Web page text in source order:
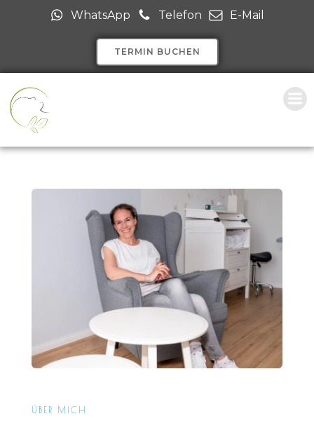
WhatsApp Telefon E-Mail
TERMIN BUCHEN
ÜBER MICH